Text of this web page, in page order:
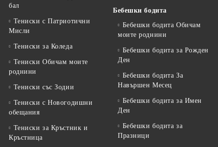
бал
Тениски с Патриотични
Мисли
Тениски за Коледа
Тениски Обичам моите
роднини
Тениски със Зодии
Тениски с Новогодишни
обещания
Тениски за Кръстник и
Кръстница
Бебешки бодита
Бебешки бодита Обичам
моите роднини
Бебешки бодита за Рожден
Ден
Бебешки бодита За
Навършен Месец
Бебешки бодита за Имен
Ден
Бебешки бодита за
Празници